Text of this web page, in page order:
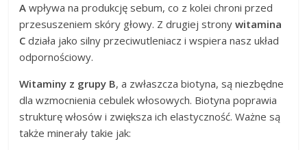
A wpływa na produkcję sebum, co z kolei chroni przed
przesuszeniem skóry głowy. Z drugiej stronywitamina
C działa jako silny przeciwutleniacz i wspiera nasz układ
odpornościowy.
Witaminy z grupy B, a zwłaszcza biotyna, są niezbędne
dla wzmocnienia cebulek włosowych. Biotyna poprawia
strukturę włosów i zwiększa ich elastyczność. Ważne są
także minerały takie jak: